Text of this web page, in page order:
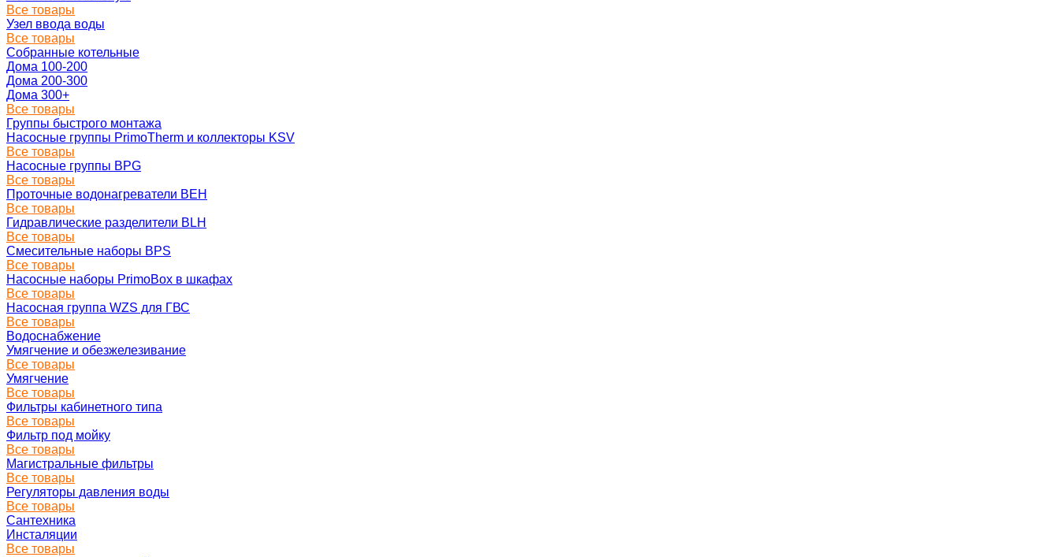
Все товары
Узел ввода воды
Все товары
Собранные котельные
Дома 100-200
Дома 200-300
Дома 300+
Все товары
Группы быстрого монтажа
Насосные группы PrimoTherm и коллекторы KSV
Все товары
Насосные группы BPG
Все товары
Проточные водонагреватели BEH
Все товары
Гидравлические разделители BLH
Все товары
Смесительные наборы BPS
Все товары
Насосные наборы PrimoBox в шкафах
Все товары
Насосная группа WZS для ГВС
Все товары
Водоснабжение
Умягчение и обезжелезивание
Все товары
Умягчение
Все товары
Фильтры кабинетного типа
Все товары
Фильтр под мойку
Все товары
Магистральные фильтры
Все товары
Регуляторы давления воды
Все товары
Сантехника
Инсталяции
Все товары